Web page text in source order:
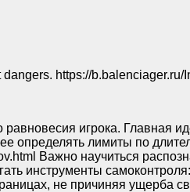
https://b.balenciager.ru/
игрока. Главная
определять лимиты по
Важно научиться
инструменты
не причиняя ущерба